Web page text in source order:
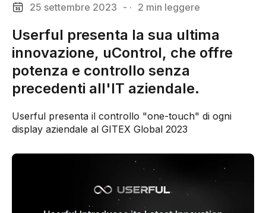
25 settembre 2023 - · 2 min leggere
Userful presenta la sua ultima
innovazione, uControl, che offre
potenza e controllo senza
precedenti all'IT aziendale.
Userful presenta il controllo "one-touch" di ogni
display aziendale al GITEX Global 2023